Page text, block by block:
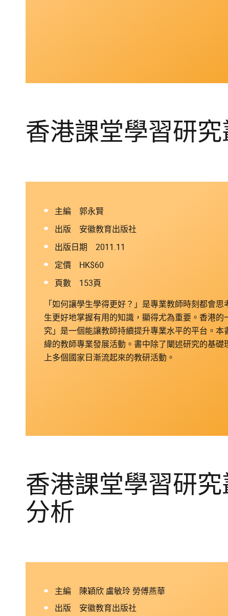
香港課堂學習研
主編 郭永賢
出版 安徽教育出版社
出版日期 2011.11
定價 HK$60
頁數 153頁
「如何讓學生學得更好？」是專業教師時刻都會
生更好地掌握有用的知識，顯得尤為重要。香港
究」是一個能讓教師持續提升專業水平的平台。
緯的教師專業發展活動。書中除了闡述研究的基
上多個國家日漸流起來的教研活動。
香港課堂學習研
分析
主編 陳穎欣 盧敏玲 勞傅燕華
出版 安徽教育出版社